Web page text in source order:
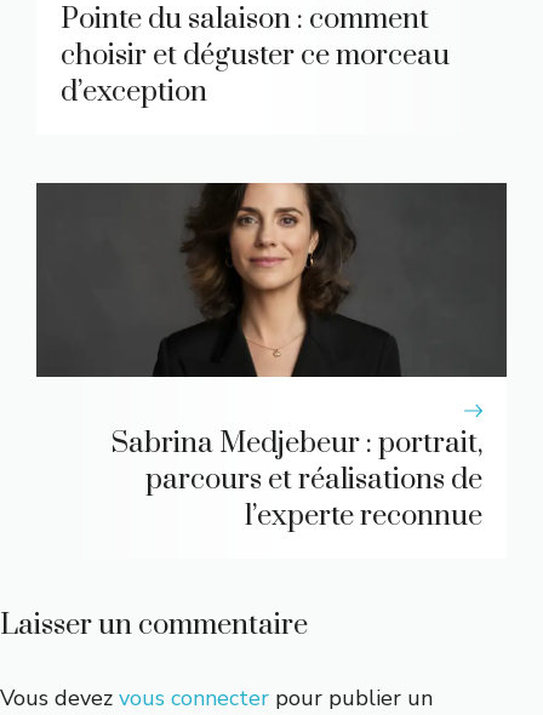
Pointe du salaison : comment
choisir et déguster ce morceau
d’exception
Sabrina Medjebeur : portrait,
parcours et réalisations de
l’experte reconnue
Laisser un commentaire
Vous devez vous connecter pour publier un